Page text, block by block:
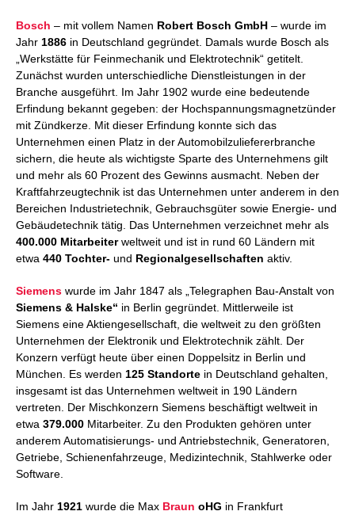
Bosch – mit vollem Namen Robert Bosch GmbH – wurde im
Jahr 1886 in Deutschland gegründet. Damals wurde Bosch als
„Werkstätte für Feinmechanik und Elektrotechnik“ getitelt.
Zunächst wurden unterschiedliche Dienstleistungen in der
Branche ausgeführt. Im Jahr 1902 wurde eine bedeutende
Erfindung bekannt gegeben: der Hochspannungsmagnetzünder
mit Zündkerze. Mit dieser Erfindung konnte sich das
Unternehmen einen Platz in der Automobilzuliefererbranche
sichern, die heute als wichtigste Sparte des Unternehmens gilt
und mehr als 60 Prozent des Gewinns ausmacht. Neben der
Kraftfahrzeugtechnik ist das Unternehmen unter anderem in den
Bereichen Industrietechnik, Gebrauchsgüter sowie Energie- und
Gebäudetechnik tätig. Das Unternehmen verzeichnet mehr als
400.000 Mitarbeiterweltweit und ist in rund 60 Ländern mit
etwa 440 Tochter- und Regionalgesellschaften aktiv.
Siemens wurde im Jahr 1847 als „Telegraphen Bau-Anstalt von
Siemens & Halske“ in Berlin gegründet. Mittlerweile ist
Siemens eine Aktiengesellschaft, die weltweit zu den größten
Unternehmen der Elektronik und Elektrotechnik zählt. Der
Konzern verfügt heute über einen Doppelsitz in Berlin und
München. Es werden 125 Standorte in Deutschland gehalten,
insgesamt ist das Unternehmen weltweit in 190 Ländern
vertreten. Der Mischkonzern Siemens beschäftigt weltweit in
etwa 379.000 Mitarbeiter. Zu den Produkten gehören unter
anderem Automatisierungs- und Antriebstechnik, Generatoren,
Getriebe, Schienenfahrzeuge, Medizintechnik, Stahlwerke oder
Software.
Im Jahr 1921 wurde die Max Braun oHG in Frankfurt